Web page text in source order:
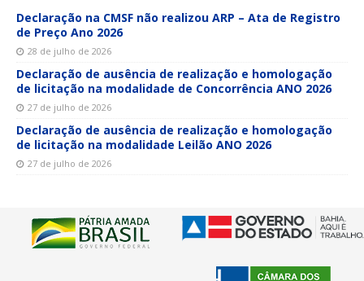
Declaração na CMSF não realizou ARP – Ata de Registro
de Preço Ano 2026
28 de julho de 2026
Declaração de ausência de realização e homologação
de licitação na modalidade de Concorrência ANO 2026
27 de julho de 2026
Declaração de ausência de realização e homologação
de licitação na modalidade Leilão ANO 2026
27 de julho de 2026